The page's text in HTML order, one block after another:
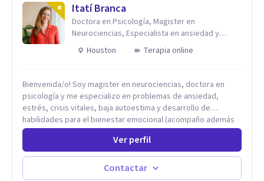
Itatí Branca
Doctora en Psicología, Magister en
Neurociencias, Especialista en ansiedad y
mindfulness
Houston Terapia online
Bienvenida/o! Soy magister en neurociencias, doctora en
psicología y me especializo en problemas de ansiedad,
estrés, crisis vitales, baja autoestima y desarrollo de
habilidades para el bienestar emocional (acompaño además
problemáticas como la desregulación emocional, tendencias
perfeccionistas, liderazgo, problemas de sueño, depresión,
entre otras).
Ver perfil
Contactar